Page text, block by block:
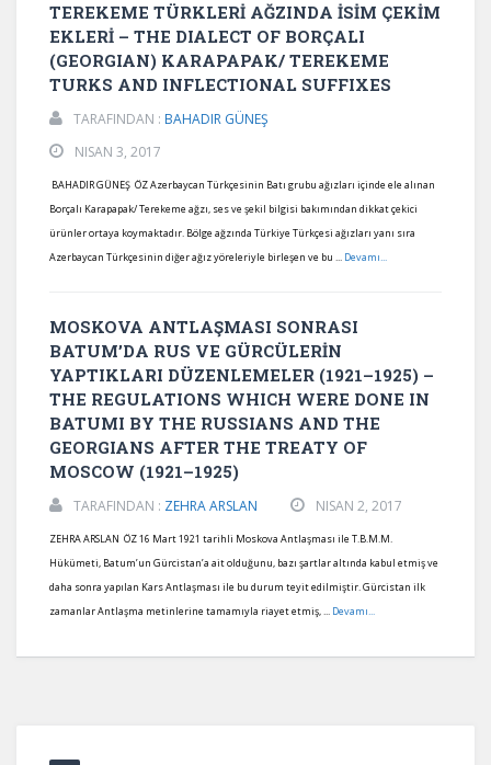
TEREKEME TÜRKLERİ AĞZINDA İSİM ÇEKİM
EKLERİ – THE DIALECT OF BORÇALI
(GEORGIAN) KARAPAPAK/ TEREKEME
TURKS AND INFLECTIONAL SUFFIXES
TARAFINDAN : BAHADIR GÜNEŞ
NISAN 3, 2017
BAHADIR GÜNEŞ ÖZ Azerbaycan Türkçesinin Batı grubu ağızları içinde ele alınan
Borçalı Karapapak/ Terekeme ağzı, ses ve şekil bilgisi bakımından dikkat çekici
ürünler ortaya koymaktadır. Bölge ağzında Türkiye Türkçesi ağızları yanı sıra
Azerbaycan Türkçesinin diğer ağız yöreleriyle birleşen ve bu ... Devamı...
MOSKOVA ANTLAŞMASI SONRASI
BATUM’DA RUS VE GÜRCÜLERİN
YAPTIKLARI DÜZENLEMELER (1921–1925) –
THE REGULATIONS WHICH WERE DONE IN
BATUMI BY THE RUSSIANS AND THE
GEORGIANS AFTER THE TREATY OF
MOSCOW (1921–1925)
TARAFINDAN : ZEHRA ARSLAN NISAN 2, 2017
ZEHRA ARSLAN ÖZ 16 Mart 1921 tarihli Moskova Antlaşması ile T.B.M.M.
Hükümeti, Batum’un Gürcistan’a ait olduğunu, bazı şartlar altında kabul etmiş ve
daha sonra yapılan Kars Antlaşması ile bu durum teyit edilmiştir. Gürcistan ilk
zamanlar Antlaşma metinlerine tamamıyla riayet etmiş, ... Devamı...